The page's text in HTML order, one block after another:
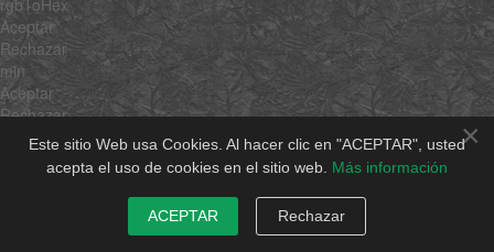
×
Este sitio Web usa Cookies. Al hacer clic en "ACEPTAR", usted
acepta el uso de cookies en el sitio web. Más información
ACEPTAR Rechazar
Aceptar
Rechazar
min
Aceptar
Rechazar
Rechazar